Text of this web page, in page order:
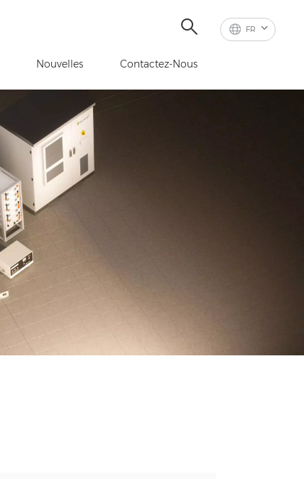
FR
Nouvelles Contactez-Nous